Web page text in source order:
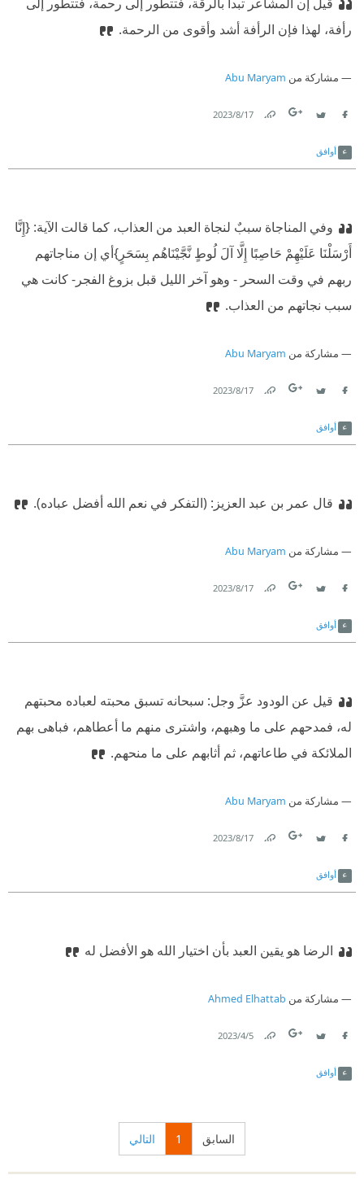
رأفة، لهذا فإن الرأفة أشد وأقوى من الرحمة.
مشاركة من Abu Maryam
17‏/8‏/2023
أوافق
وفي المناجاة سببٌ لنجاة العبد من العذاب، كما قالت الآية: {إِنَّا
أَرْسَلْنَا عَلَيْهِمْ حَاصِبًا إِلَّا آلَ لُوطٍ نَّجَّيْنَاهُم بِسَحَرٍ}أي إن مناجاتهم
ربهم في وقت السحر - وهو آخر الليل قبل بزوغ الفجر- كانت هي
سبب نجاتهم من العذاب.
مشاركة من Abu Maryam
17‏/8‏/2023
أوافق
قال عمر بن عبد العزيز: (التفكر في نعم الله أفضل عباده).
مشاركة من Abu Maryam
17‏/8‏/2023
أوافق
قيل عن الودود عزَّ وجل: سبحانه تسبق محبته لعباده محبتهم
له، فمدحهم على ما وهبهم، واشترى منهم ما أعطاهم، فباهى بهم
الملائكة في طاعاتهم، ثم أثابهم على ما منحهم.
مشاركة من Abu Maryam
17‏/8‏/2023
أوافق
الرضا هو يقين العبد بأن اختيار الله هو الأفضل له
مشاركة من Ahmed Elhattab
5‏/4‏/2023
أوافق
السابق 1 التالي